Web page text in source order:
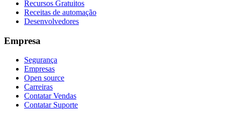
Recursos Gratuitos
Receitas de automação
Desenvolvedores
Empresa
Segurança
Empresas
Open source
Carreiras
Contatar Vendas
Contatar Suporte